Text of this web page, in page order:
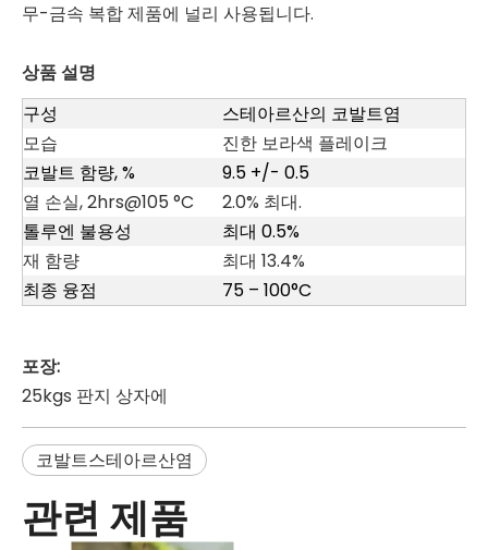
무-금속 복합 제품에 널리 사용됩니다.
상품 설명
구성
스테아르산의 코발트염
모습
진한 보라색 플레이크
코발트 함량, %
9.5 +/- 0.5
열 손실, 2hrs@105 °C
2.0% 최대.
톨루엔 불용성
최대 0.5%
재 함량
최대 13.4%
최종 융점
75 – 100°C
포장:
25kgs 판지 상자에
코발트스테아르산염
관련 제품